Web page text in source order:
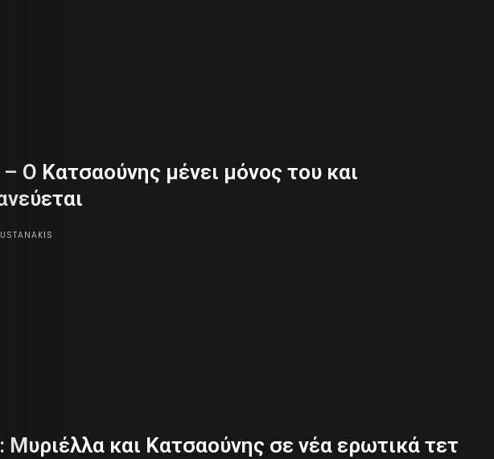
O Kατσαούνης μένει μόνος του και
Μυριέλλα και Κατσαούνης σε νέα ερωτικά τετ